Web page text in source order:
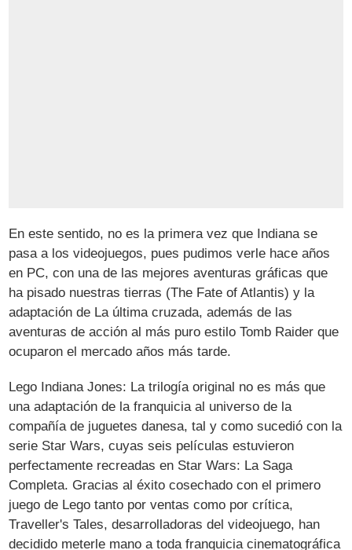
En este sentido, no es la primera vez que Indiana se
pasa a los videojuegos, pues pudimos verle hace años
en PC, con una de las mejores aventuras gráficas que
ha pisado nuestras tierras (The Fate of Atlantis) y la
adaptación de La última cruzada, además de las
aventuras de acción al más puro estilo Tomb Raider que
ocuparon el mercado años más tarde.
Lego Indiana Jones: La trilogía original no es más que
una adaptación de la franquicia al universo de la
compañía de juguetes danesa, tal y como sucedió con la
serie Star Wars, cuyas seis películas estuvieron
perfectamente recreadas en Star Wars: La Saga
Completa. Gracias al éxito cosechado con el primero
juego de Lego tanto por ventas como por crítica,
Traveller's Tales, desarrolladoras del videojuego, han
decidido meterle mano a toda franquicia cinematográfica